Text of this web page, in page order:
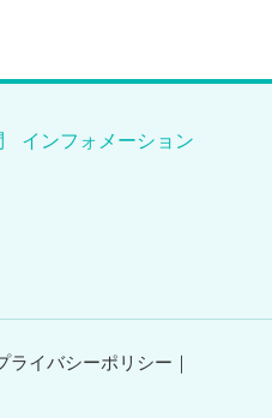
インフォメーション
ライバシーポリシー